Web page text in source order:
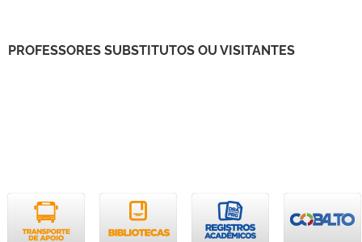
PROFESSORES SUBSTITUTOS OU VISITANTES